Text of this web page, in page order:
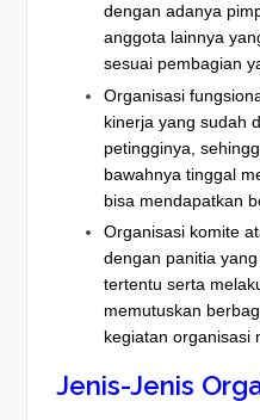
dengan adanya
anggota lainnya
sesuai pembagian
Organisasi
kinerja yang sudah
petingginya,
bawahnya tinggal
bisa mendapatkan
Organisasi komite
dengan panitia
tertentu serta
memutuskan
kegiatan organisasi
Jenis-Jenis